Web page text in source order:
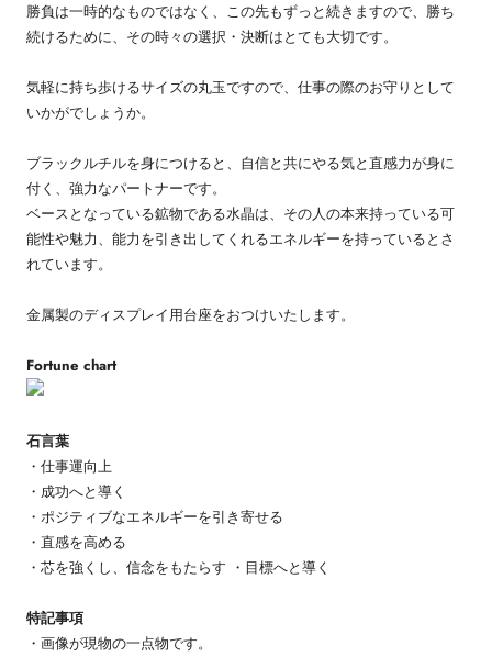
勝負は一時的なものではなく、この先もずっと続きますので、勝ち
続けるために、その時々の選択・決断はとても大切です。
気軽に持ち歩けるサイズの丸玉ですので、仕事の際のお守りとして
いかがでしょうか。
ブラックルチルを身につけると、自信と共にやる気と直感力が身に
付く、強力なパートナーです。
ベースとなっている鉱物である水晶は、その人の本来持っている可
能性や魅力、能力を引き出してくれるエネルギーを持っているとさ
れています。
金属製のディスプレイ用台座をおつけいたします。
Fortune chart
石言葉
・仕事運向上
・成功へと導く
・ポジティブなエネルギーを引き寄せる
・直感を高める
・芯を強くし、信念をもたらす ・目標へと導く
特記事項
・画像が現物の一点物です。